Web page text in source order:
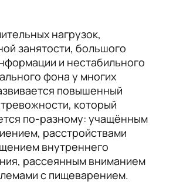
нагрузок,
занятости, большого
и нестабильного
фона у многих
повышенный
который
по-разному: учащённым
расстройствами
внутреннего
рассеянным вниманием
с пищеварением.